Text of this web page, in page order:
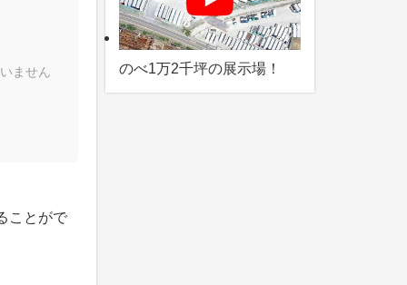
ません
ことがで
のべ1万2千坪の展示場！